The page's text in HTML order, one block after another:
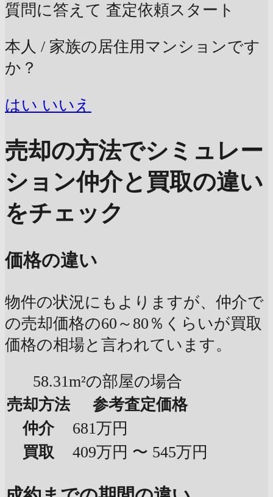
質問に答えて 査定依頼スタート
本人 / 家族の居住用マンションです
か？
はい いいえ
売却の方法でシミュレー
ション仲介と買取の違い
をチェック
価格の違い
物件の状況にもよりますが、仲介で
の売却価格の60～80％くらいが買取
価格の相場と言われています。
58.31m²の部屋の場合
売却方法
参考査定価格
仲介
681万円
買取
409万円 〜 545万円